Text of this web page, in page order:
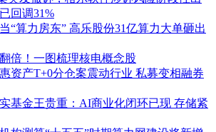
回调31%
“算力房东” 高乐股份31亿算力大单砸出
倍！一图梳理核电概念股
资产T+0分仓案震动行业 私募变相融券
基金王贵重：AI商业化闭环已现 存储紧